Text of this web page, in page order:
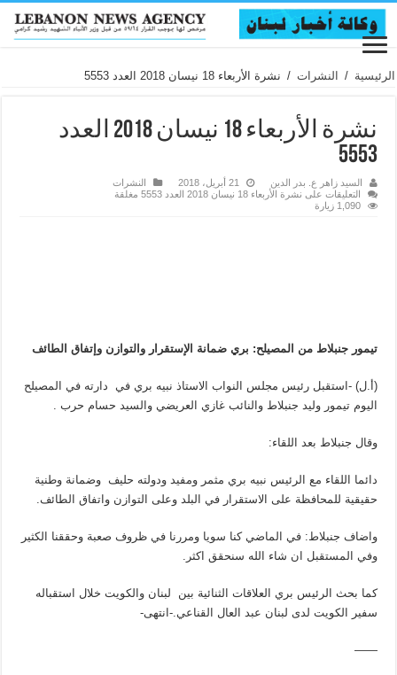
الرئيسية / النشرات / نشرة الأربعاء 18 نيسان 2018 العدد 5553
نشرة الأربعاء 18 نيسان 2018 العدد
5553
السيد زاهر ع. بدر الدين 21 أبريل، 2018
النشرات
التعليقات على نشرة الأربعاء 18 نيسان 2018 العدد 5553 مغلقة
1,090 زيارة
تيمور جنبلاط من المصيلح: بري ضمانة الإستقرار والتوازن وإتفاق الطائف
(أ.ل) -استقبل رئيس مجلس النواب الاستاذ نبيه بري في دارته في المصيلح
اليوم تيمور وليد جنبلاط والنائب غازي العريضي والسيد حسام حرب .
وقال جنبلاط بعد اللقاء:
دائما اللقاء مع الرئيس نبيه بري مثمر ومفيد ودولته حليف وضمانة وطنية
حقيقية للمحافظة على الاستقرار في البلد وعلى التوازن واتفاق الطائف.
واضاف جنبلاط: في الماضي كنا سويا ومررنا في ظروف صعبة وحققنا الكثير
وفي المستقبل ان شاء الله سنحقق اكثر.
كما بحث الرئيس بري العلاقات الثنائية بين لبنان والكويت خلال استقباله
سفير الكويت لدى لبنان عبد العال القناعي.-انتهى-
——